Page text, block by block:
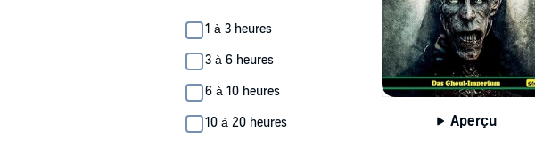
1 à 3 heures
3 à 6 heures
6 à 10 heures
10 à 20 heures Aperçu